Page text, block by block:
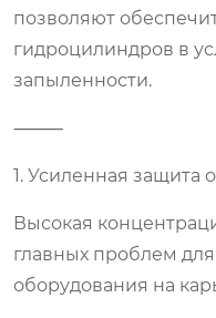
позволяют
гидроцилиндров в
запыленности.
⸻
1. Усиленная защита
Высокая
главных проблем
оборудования на